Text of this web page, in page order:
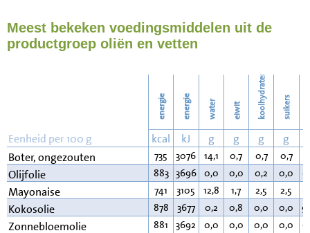
Strijken 46
53
Meest bekeken voedingsmiddelen uit de
productgroep oliën en vetten
energie energie water eiwit koolhydraten suikers
Eenheid per 100 g kcal kJ g g g g
Boter, ongezouten
735 3076 14,1 0,7 0,7 0,7
Olijfolie 883 3696 0,0 0,0 0,2 0,0
Mayonaise 741 3105 12,8 1,7 2,5 2,5
Kokosolie 878 3677 0,2 0,8 0,0 0,0
Zonnebloemolie 881 3692 0,0 0,0 0,0 0,0